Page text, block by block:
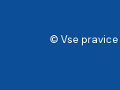
© Vse pravice